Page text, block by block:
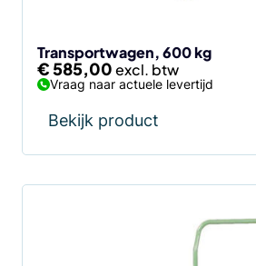
Transportwagen, 600 kg
€585,00
Vraag naar actuele levertijd
Bekijk product